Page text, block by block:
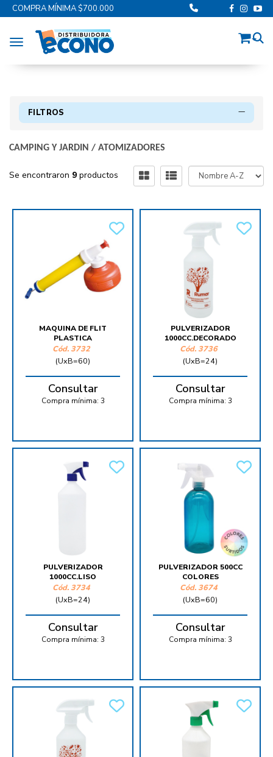
COMPRA MÍNIMA $700.000
Toggle navigation
FILTROS
CAMPING Y JARDIN / ATOMIZADORES
Se encontraron 9 productos
MAQUINA DE FLIT
PLASTICA
Cód. 3732
(UxB=60)
Consultar
Compra mínima: 3
PULVERIZADOR
1000CC.DECORADO
Cód. 3736
(UxB=24)
Consultar
Compra mínima: 3
PULVERIZADOR
1000CC.LISO
Cód. 3734
(UxB=24)
Consultar
Compra mínima: 3
PULVERIZADOR 500CC
COLORES
Cód. 3674
(UxB=60)
Consultar
Compra mínima: 3